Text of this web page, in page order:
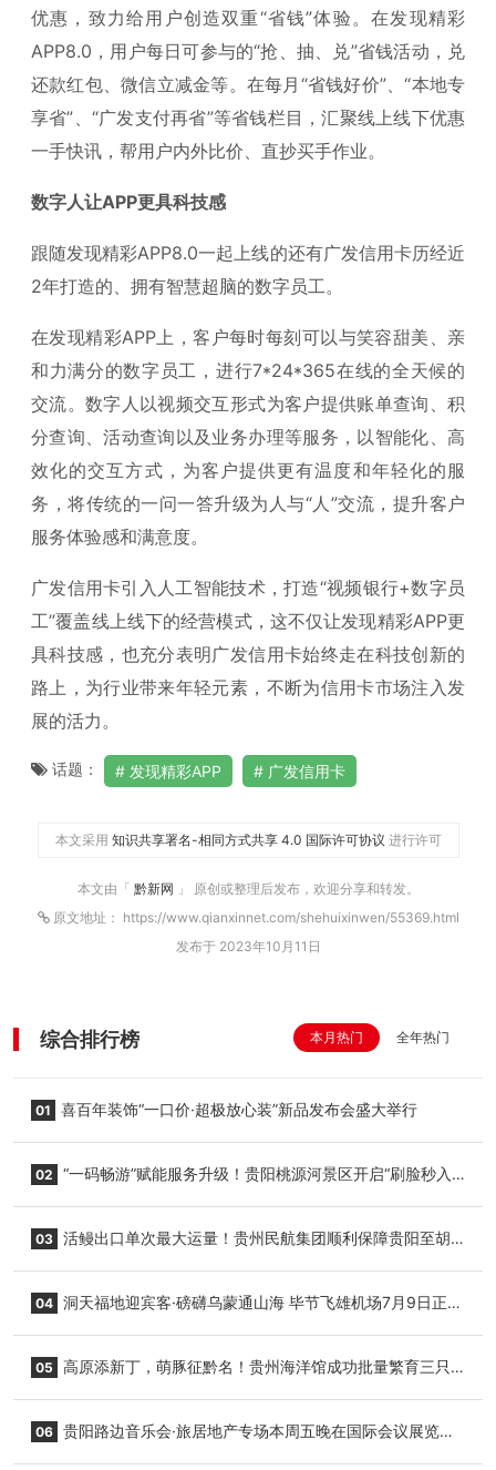
优惠，致力给用户创造双重“省钱”体验。在发现精彩
APP8.0，用户每日可参与的“抢、抽、兑”省钱活动，兑
还款红包、微信立减金等。在每月“省钱好价”、“本地专
享省”、“广发支付再省”等省钱栏目，汇聚线上线下优惠
一手快讯，帮用户内外比价、直抄买手作业。
数字人让APP更具科技感
跟随发现精彩APP8.0一起上线的还有广发信用卡历经近
2年打造的、拥有智慧超脑的数字员工。
在发现精彩APP上，客户每时每刻可以与笑容甜美、亲
和力满分的数字员工，进行7*24*365在线的全天候的
交流。数字人以视频交互形式为客户提供账单查询、积
分查询、活动查询以及业务办理等服务，以智能化、高
效化的交互方式，为客户提供更有温度和年轻化的服
务，将传统的一问一答升级为人与“人”交流，提升客户
服务体验感和满意度。
广发信用卡引入人工智能技术，打造“视频银行+数字员
工”覆盖线上线下的经营模式，这不仅让发现精彩APP更
具科技感，也充分表明广发信用卡始终走在科技创新的
路上，为行业带来年轻元素，不断为信用卡市场注入发
展的活力。
话题： 发现精彩APP 广发信用卡
本文采用 知识共享署名-相同方式共享 4.0 国际许可协议 进行许可
本文由「 黔新网 」 原创或整理后发布，欢迎分享和转发。
原文地址： https://www.qianxinnet.com/shehuixinwen/55369.html
发布于 2023年10月11日
综合排行榜 本月热门 全年热门
01 喜百年装饰“一口价·超极放心装”新品发布会盛大举行
02 “一码畅游”赋能服务升级！贵阳桃源河景区开启“刷脸秒入
03 活鳗出口单次最大运量！贵州民航集团顺利保障贵阳至胡
04 洞天福地迎宾客·磅礴乌蒙通山海 毕节飞雄机场7月9日正式
05 高原添新丁，萌豚征黔名！贵州海洋馆成功批量繁育三只
06 贵阳路边音乐会·旅居地产专场本周五晚在国际会议展览中